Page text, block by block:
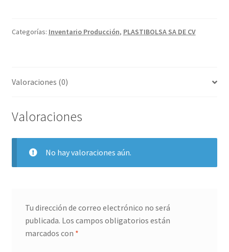
-
Categorías: Inventario Producción, PLASTIBOLSA SA DE CV
Valoraciones (0)
Valoraciones
No hay valoraciones aún.
Tu dirección de correo electrónico no será
publicada. Los campos obligatorios están
marcados con *